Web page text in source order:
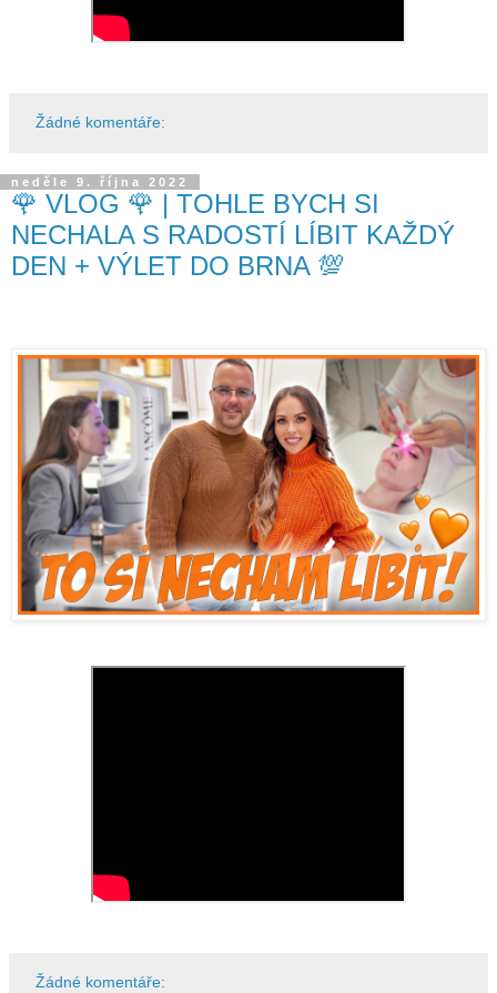
Žádné komentáře:
neděle 9. října 2022
🌹 VLOG 🌹 | TOHLE BYCH SI
NECHALA S RADOSTÍ LÍBIT KAŽDÝ
DEN + VÝLET DO BRNA 💯
Žádné komentáře: